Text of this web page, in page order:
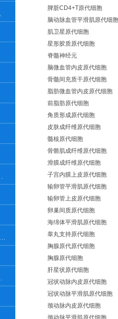
小鼠小脑细胞
小鼠髓性白血病淋巴细胞/小鼠白血病G-CSF依赖性细胞
维细胞
脾脏CD4+T原代细胞
脑动脉血管平滑肌原代细胞
肌卫星原代细胞
星形胶质原代细胞
脊髓神经元
脑微血管内皮原代细胞
骨髓间充质干原代细胞
脂肪微血管内皮原代细胞
前脂肪原代细胞
角质形成原代细胞
皮肤成纤维原代细胞
髓核原代细胞
骨骼肌成纤维原代细胞
滑膜成纤维原代细胞
子宫内膜上皮原代细胞
输卵管平滑肌原代细胞
输卵管上皮原代细胞
卵巢间质原代细胞
海绵体平滑肌原代细胞
睾丸支持原代细胞
胸腺原代原代细胞
胸腺原代细胞
肝星状原代细胞
冠状动脉内皮原代细胞
冠状动脉平滑肌原代细胞
颈动脉内皮原代细胞
颈动脉平滑肌原代细胞